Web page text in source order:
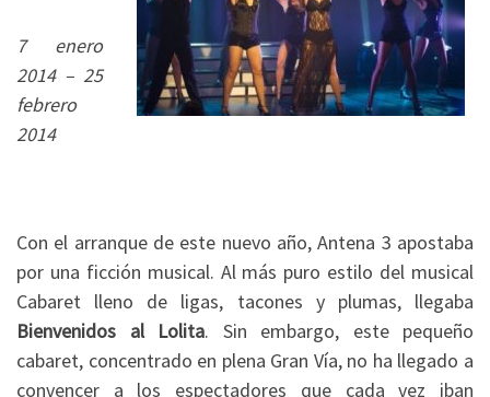
7 enero
2014 – 25
febrero
2014
Con el arranque de este nuevo año, Antena 3 apostaba
por una ficción musical. Al más puro estilo del musical
Cabaret lleno de ligas, tacones y plumas, llegaba
Bienvenidos al Lolita. Sin embargo, este pequeño
cabaret, concentrado en plena Gran Vía, no ha llegado a
convencer a los espectadores que cada vez iban